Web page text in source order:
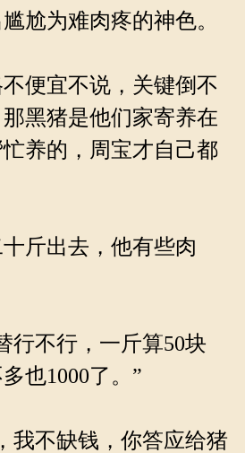
尬为难肉疼的神色。
便宜不说，关键倒不
黑猪是他们家寄养在
养的，周宝才自己都
斤出去，他有些肉
行不行，一斤算50块
也1000了。”
我不缺钱，你答应给猪